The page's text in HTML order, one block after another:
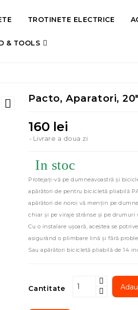
TROTINETE ELECTRICE
& TOOLS
 Pacto, Aparatori,
160 lei
Livrare a doua zi
In stoc
Protejați-vă pe dumneavoastră și
apărători de pentru bicicletă pliabilă
apărători de noroi vă mențin pe
chiar și pe viraje strânse și pe drumuri
Cu o instalare ușoară, acestea se
asigurând o plimbare lină și fără
Sau apărători bicicletă pliabilă de 14
Cantitate